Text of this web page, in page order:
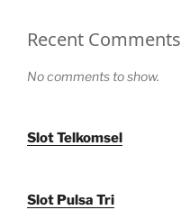
Recent Comments
No comments to show.
Slot Telkomsel
Slot Pulsa Tri